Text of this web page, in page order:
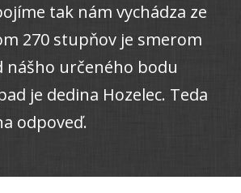
tak nám vychádza ze
270 stupňov je smerom
nášho určeného bodu
je dedina Hozelec. Teda
odpoveď.